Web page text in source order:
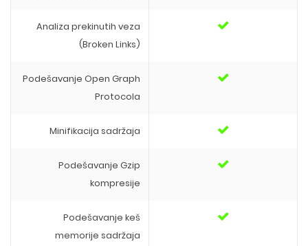
Analiza prekinutih veza
(Broken Links)
Podešavanje Open Graph
Protocola
Minifikacija sadržaja
Podešavanje Gzip
kompresije
Podešavanje keš
memorije sadržaja